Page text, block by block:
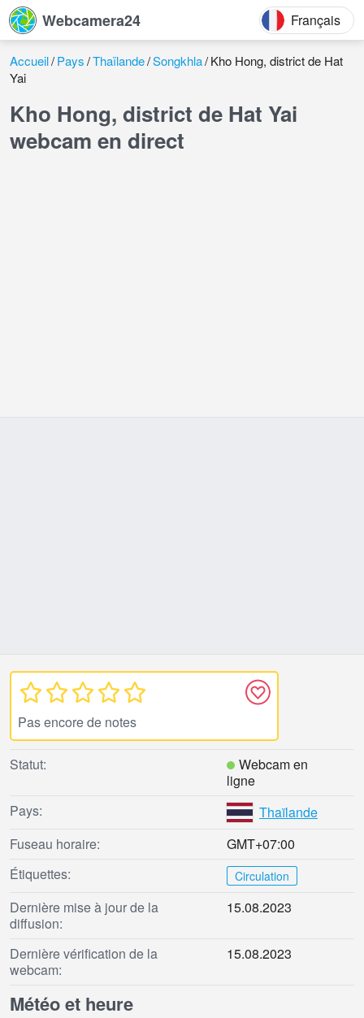
Webcamera24 Français
Accueil Pays Thaïlande Songkhla Kho Hong, district de Hat
Yai
Kho Hong, district de Hat Yai
webcam en direct
Pas encore de notes
Statut:
Webcam en
ligne
Pays:
Thaïlande
Fuseau horaire:
GMT+07:00
Étiquettes:
Circulation
Dernière mise à jour de la
diffusion:
15.08.2023
Dernière vérification de la
webcam:
15.08.2023
Météo et heure